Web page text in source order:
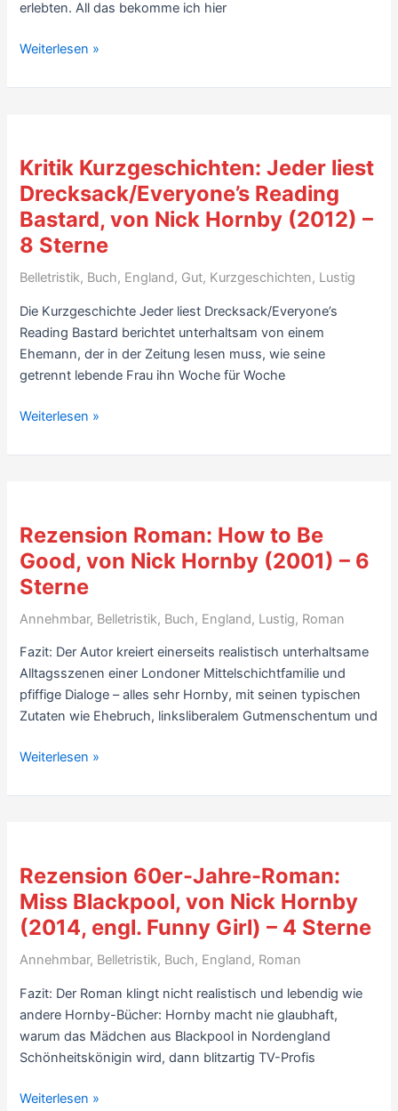
erlebten. All das bekomme ich hier
Kritik
Essay:
Liebe,
von
Helen
Wolff,
Marion
(2020)
–
8
Sterne
Weiterlesen »
Kritik Kurzgeschichten: Jeder liest
Drecksack/Everyone’s Reading
Bastard, von Nick Hornby (2012) –
8 Sterne
Belletristik, Buch, England, Gut, Kurzgeschichten, Lustig
Die Kurzgeschichte Jeder liest Drecksack/Everyone’s
Reading Bastard berichtet unterhaltsam von einem
Ehemann, der in der Zeitung lesen muss, wie seine
getrennt lebende Frau ihn Woche für Woche
Kritik
Jeder
Bastard,
von
Nick
(2012)
–
8
Sterne
Weiterlesen »
Rezension Roman: How to Be
Good, von Nick Hornby (2001) – 6
Sterne
Annehmbar, Belletristik, Buch, England, Lustig, Roman
Fazit: Der Autor kreiert einerseits realistisch unterhaltsame
Alltagsszenen einer Londoner Mittelschichtfamilie und
pfiffige Dialoge – alles sehr Hornby, mit seinen typischen
Zutaten wie Ehebruch, linksliberalem Gutmenschentum und
Rezension
How
von
Nick
Hornby
–
6
Sterne
Weiterlesen »
Rezension 60er-Jahre-Roman:
Miss Blackpool, von Nick Hornby
(2014, engl. Funny Girl) – 4 Sterne
Annehmbar, Belletristik, Buch, England, Roman
Fazit: Der Roman klingt nicht realistisch und lebendig wie
andere Hornby-Bücher: Hornby macht nie glaubhaft,
warum das Mädchen aus Blackpool in Nordengland
Schönheitskönigin wird, dann blitzartig TV-Profis
Rezension
Weiterlesen »